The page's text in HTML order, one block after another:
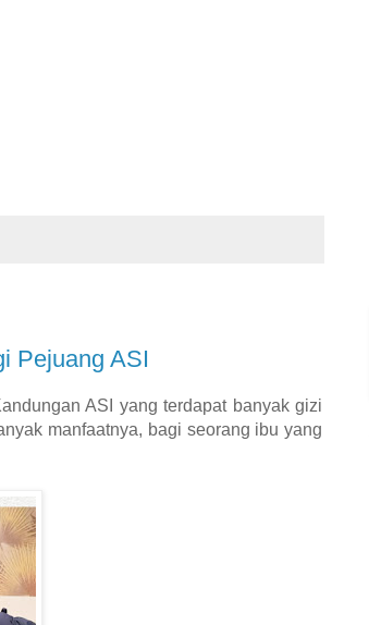
Pejuang ASI
ASI yang terdapat banyak gizi
manfaatnya, bagi seorang ibu yang